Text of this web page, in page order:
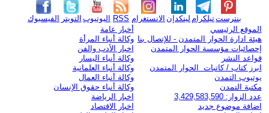
الفيسبوك التويتر اليوتيوب RSS الانستغرام لينكدإن تيلكرامبنترست
الموقع الرئيسي
هيئة ادارة الحوار المتمدن - للإتصال بنا
إحصائيات مؤسسة الحوار المتمدن
قواعد النشر
ابرز كتاب / كاتبات الحوار المتمدن
يوتيوب التمدن
مكتبة التمدن
عدد الزوار: 3,429,583,590
اضافة موضوع جديد
أخبار عامة
وكالة أنباء المرأة
اخبار الأدب والفن
وكالة أنباء اليسار
وكالة أنباء العلمانية
وكالة أنباء العمال
وكالة أنباء حقوق الإنسان
اخبار الرياضة
اخبار الاقتصاد